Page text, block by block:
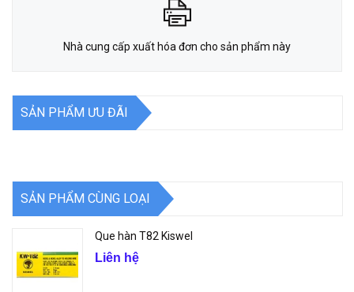
Nhà cung cấp xuất hóa đơn cho sản phẩm này
SẢN PHẨM ƯU ĐÃI
SẢN PHẨM CÙNG LOẠI
Que hàn T82 Kiswel
Liên hệ